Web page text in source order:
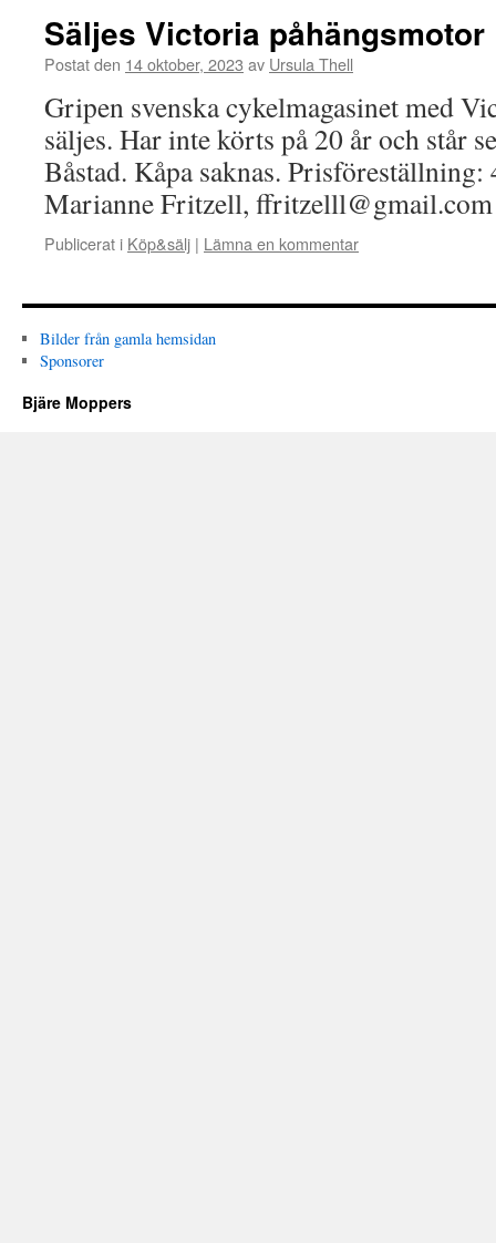
Säljes Victoria påhängsmotor
Postat den 14 oktober, 2023 av Ursula Thell
Gripen svenska cykelmagasinet med
säljes. Har inte körts på 20 år och står
Båstad. Kåpa saknas.
Marianne Fritzell, ffritzelll@gmail.com
Publicerat i Köp&sälj | Lämna en kommentar
Bilder från gamla hemsidan
Sponsorer
Bjäre Moppers